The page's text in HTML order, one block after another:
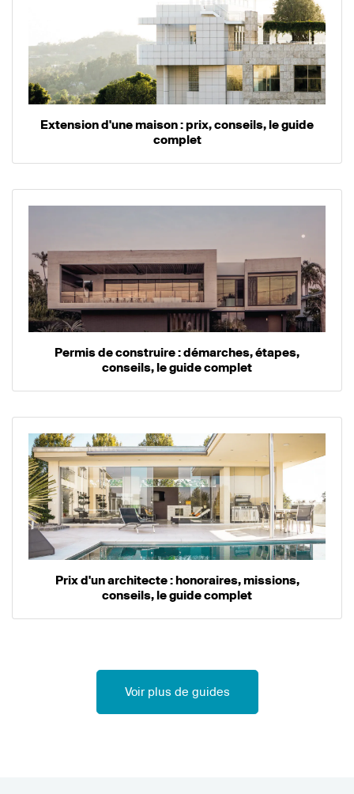
Extension d'une maison : prix, conseils, le guide
complet
Permis de construire : démarches, étapes,
conseils, le guide complet
Prix d'un architecte : honoraires, missions,
conseils, le guide complet
Voir plus de guides